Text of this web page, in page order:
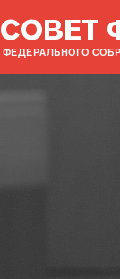
СОВЕТ
ФЕДЕРАЛЬНОГО